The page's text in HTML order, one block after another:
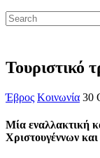
Τουριστικό
Έβρος Κοινωνία 30
Μία εναλλακτική
Χριστουγέννων